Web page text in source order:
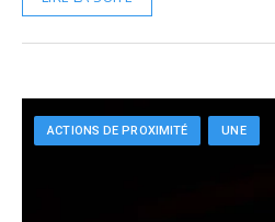
ACTIONS DE PROXIMITÉ UNE